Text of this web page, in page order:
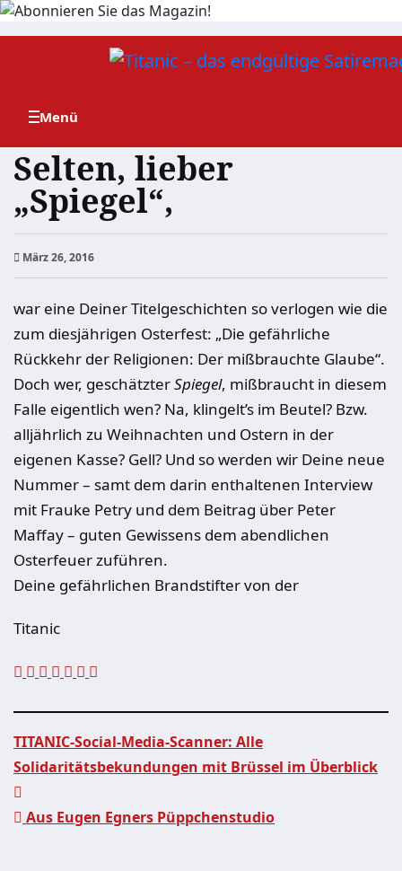
Zum
Selten, lieber
„Spiegel“,
März 26, 2016
war eine Deiner Titelgeschichten so verlogen wie die
zum diesjährigen Osterfest: „Die gefährliche
Rückkehr der Religionen: Der mißbrauchte Glaube“.
Doch wer, geschätzterSpiegel, mißbraucht in diesem
Falle eigentlich wen? Na, klingelt’s im Beutel? Bzw.
alljährlich zu Weihnachten und Ostern in der
eigenen Kasse? Gell? Und so werden wir Deine neue
Nummer – samt dem darin enthaltenen Interview
mit Frauke Petry und dem Beitrag über Peter
Maffay – guten Gewissens dem abendlichen
Osterfeuer zuführen.
Deine gefährlichen Brandstifter von der
Titanic
Beitragsnavigation
TITANIC-Social-Media-Scanner: Alle
Solidaritätsbekundungen mit Brüssel im Überblick
Aus Eugen Egners Püppchenstudio